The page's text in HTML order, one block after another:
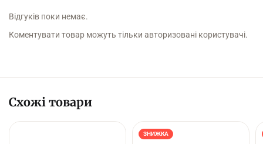
Відгуків поки немає.
Коментувати товар можуть тільки авторизовані користувачі.
Схожі товари
ЗНИЖКА